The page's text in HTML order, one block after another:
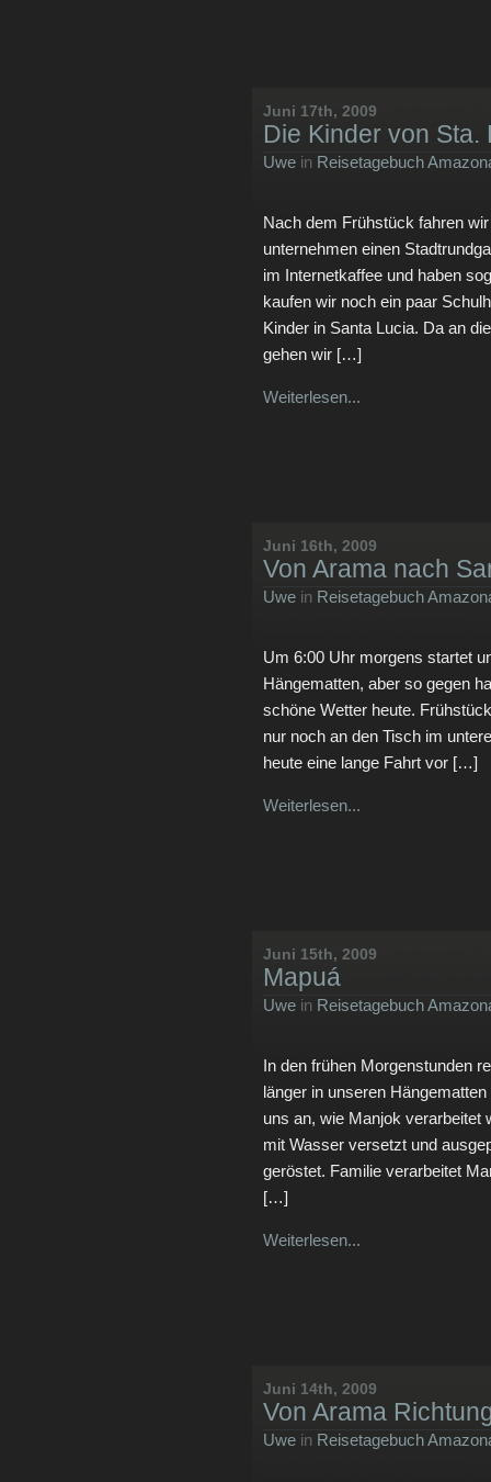
Juni 17th, 2009
Die Kinder von Sta.
Uwe in Reisetagebuch
Nach dem Frühstück fahren
unternehmen einen
im Internetkaffee und haben
kaufen wir noch ein paar
Kinder in Santa Lucia. Da an
gehen wir […]
Weiterlesen...
Juni 16th, 2009
Von Arama nach
Uwe in Reisetagebuch
Um 6:00 Uhr morgens startet
Hängematten, aber so gegen
schöne Wetter heute.
nur noch an den Tisch im
heute eine lange Fahrt vor […]
Weiterlesen...
Juni 15th, 2009
Mapuá
Uwe in Reisetagebuch
In den frühen Morgenstunden
länger in unseren
uns an, wie Manjok verarbeitet
mit Wasser versetzt und
geröstet. Familie verarbeitet
[…]
Weiterlesen...
Juni 14th, 2009
Von Arama
Uwe in Reisetagebuch